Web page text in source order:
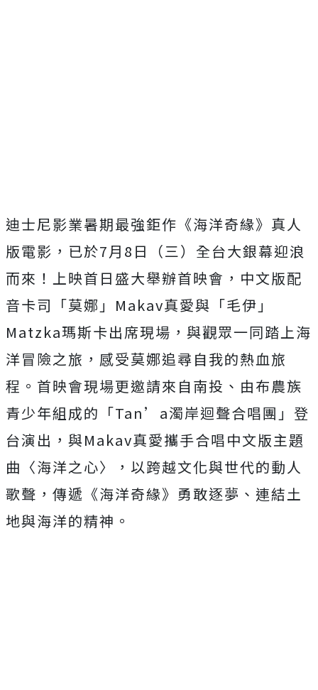
迪士尼影業暑期最強鉅作《海洋奇緣》真人
版電影，已於7月8日（三）全台大銀幕迎浪
而來！上映首日盛大舉辦首映會， 中文版配
音卡司「莫娜」Makav真愛與「毛伊」
Matzka瑪斯卡出席現場，與觀眾一同踏上海
洋冒險之旅， 感受莫娜追尋自我的熱血旅
程。首映會現場更邀請來自南投、 由布農族
青少年組成的「Tan’a濁岸迴聲合唱團」登
台演出，與Makav真愛攜手合唱中文版主題
曲〈海洋之心〉， 以跨越文化與世代的動人
歌聲，傳遞《海洋奇緣》勇敢逐夢、 連結土
地與海洋的精神。